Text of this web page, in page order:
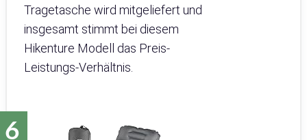
Tragetasche wird mitgeliefert und
insgesamt stimmt bei diesem
Hikenture Modell das Preis-
Leistungs-Verhältnis.‎‎